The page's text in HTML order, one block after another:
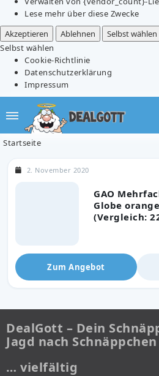
Lese mehr über diese Zwecke
Akzeptieren
Ablehnen Selbst wählen
Selbst wählen
Cookie-Richtlinie
Datenschutzerklärung
Impressum
Startseite
GAO
Globe
(Vergleich:
2. November 2020
Zum Angebot
DealGott – Dein
Jagd nach
… vielfältig